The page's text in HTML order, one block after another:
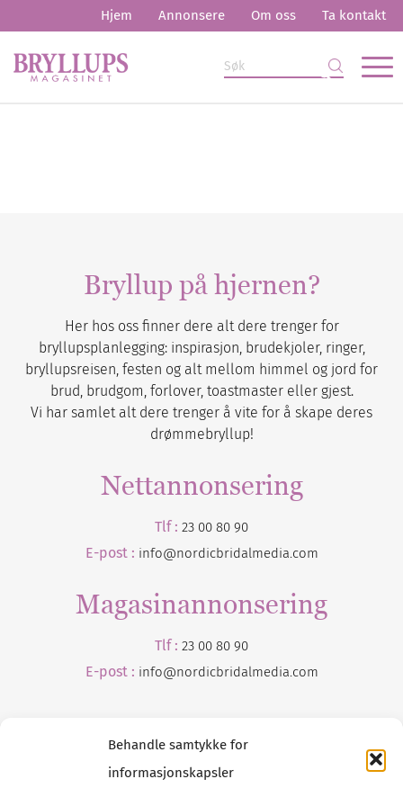
Behandle samtykke for
informasjonskapsler
Hjem Annonsere Om oss Ta kontakt
Bryllup på hjernen?
Her hos oss finner dere alt dere trenger for
bryllupsplanlegging: inspirasjon, brudekjoler, ringer,
bryllupsreisen, festen og alt mellom himmel og jord for
brud, brudgom, forlover, toastmaster eller gjest.
Vi har samlet alt dere trenger å vite for å skape deres
drømmebryllup!
Nettannonsering
Tlf : 23 00 80 90
E-post : info@nordicbridalmedia.com
Magasinannonsering
Tlf : 23 00 80 90
E-post : info@nordicbridalmedia.com